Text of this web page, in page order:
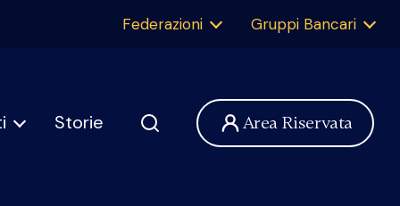
Storie Area Riservata
Federazioni Gruppi Bancari